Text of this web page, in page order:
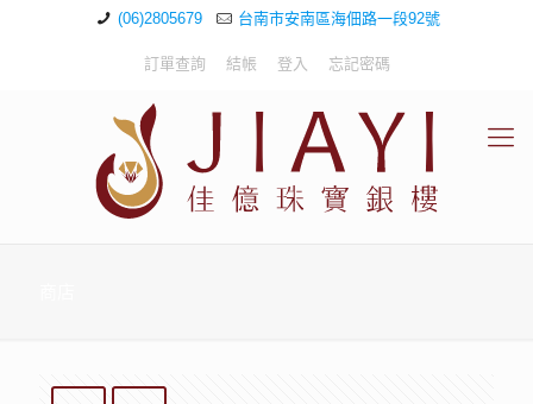
(06)2805679 台南市安南區海佃路一段92號
訂單查詢 結帳 登入 忘記密碼